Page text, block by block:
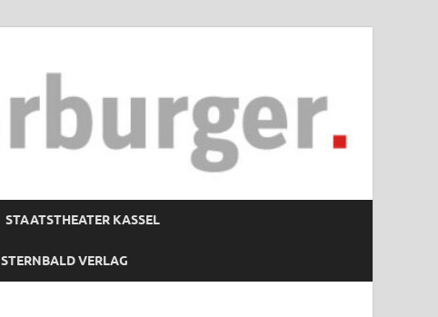
STAATSTHEATER KASSEL
STERNBALD VERLAG